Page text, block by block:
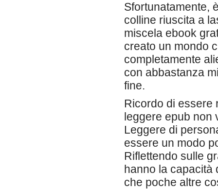
Sfortunatamente,
colline riuscita a
miscela ebook
creato un mondo
completamente
con abbastanza
fine.
Ricordo di essere
leggere epub non
Leggere di
essere un modo
Riflettendo sulle
hanno la capacità
che poche altre